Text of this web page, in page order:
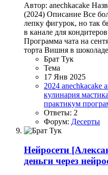
Автор: anechkacake
(2024) Описание Все
лепку фигурок, но так
в канале для
Программа чата на
торта Вишня в
Брат Тук
Тема
17 Янв 2025
2024 anechkacake
кулинария мастика
практикум
Ответы: 2
Форум: Десерты
Нейросети
деньги через